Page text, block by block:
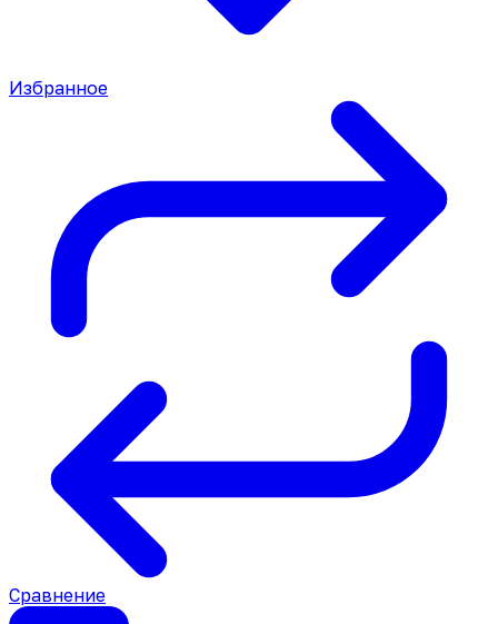
Избранное
Сравнение